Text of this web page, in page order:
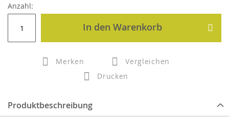
Anzahl:
In den Warenkorb
Merken
Vergleichen
Drucken
Produktbeschreibung